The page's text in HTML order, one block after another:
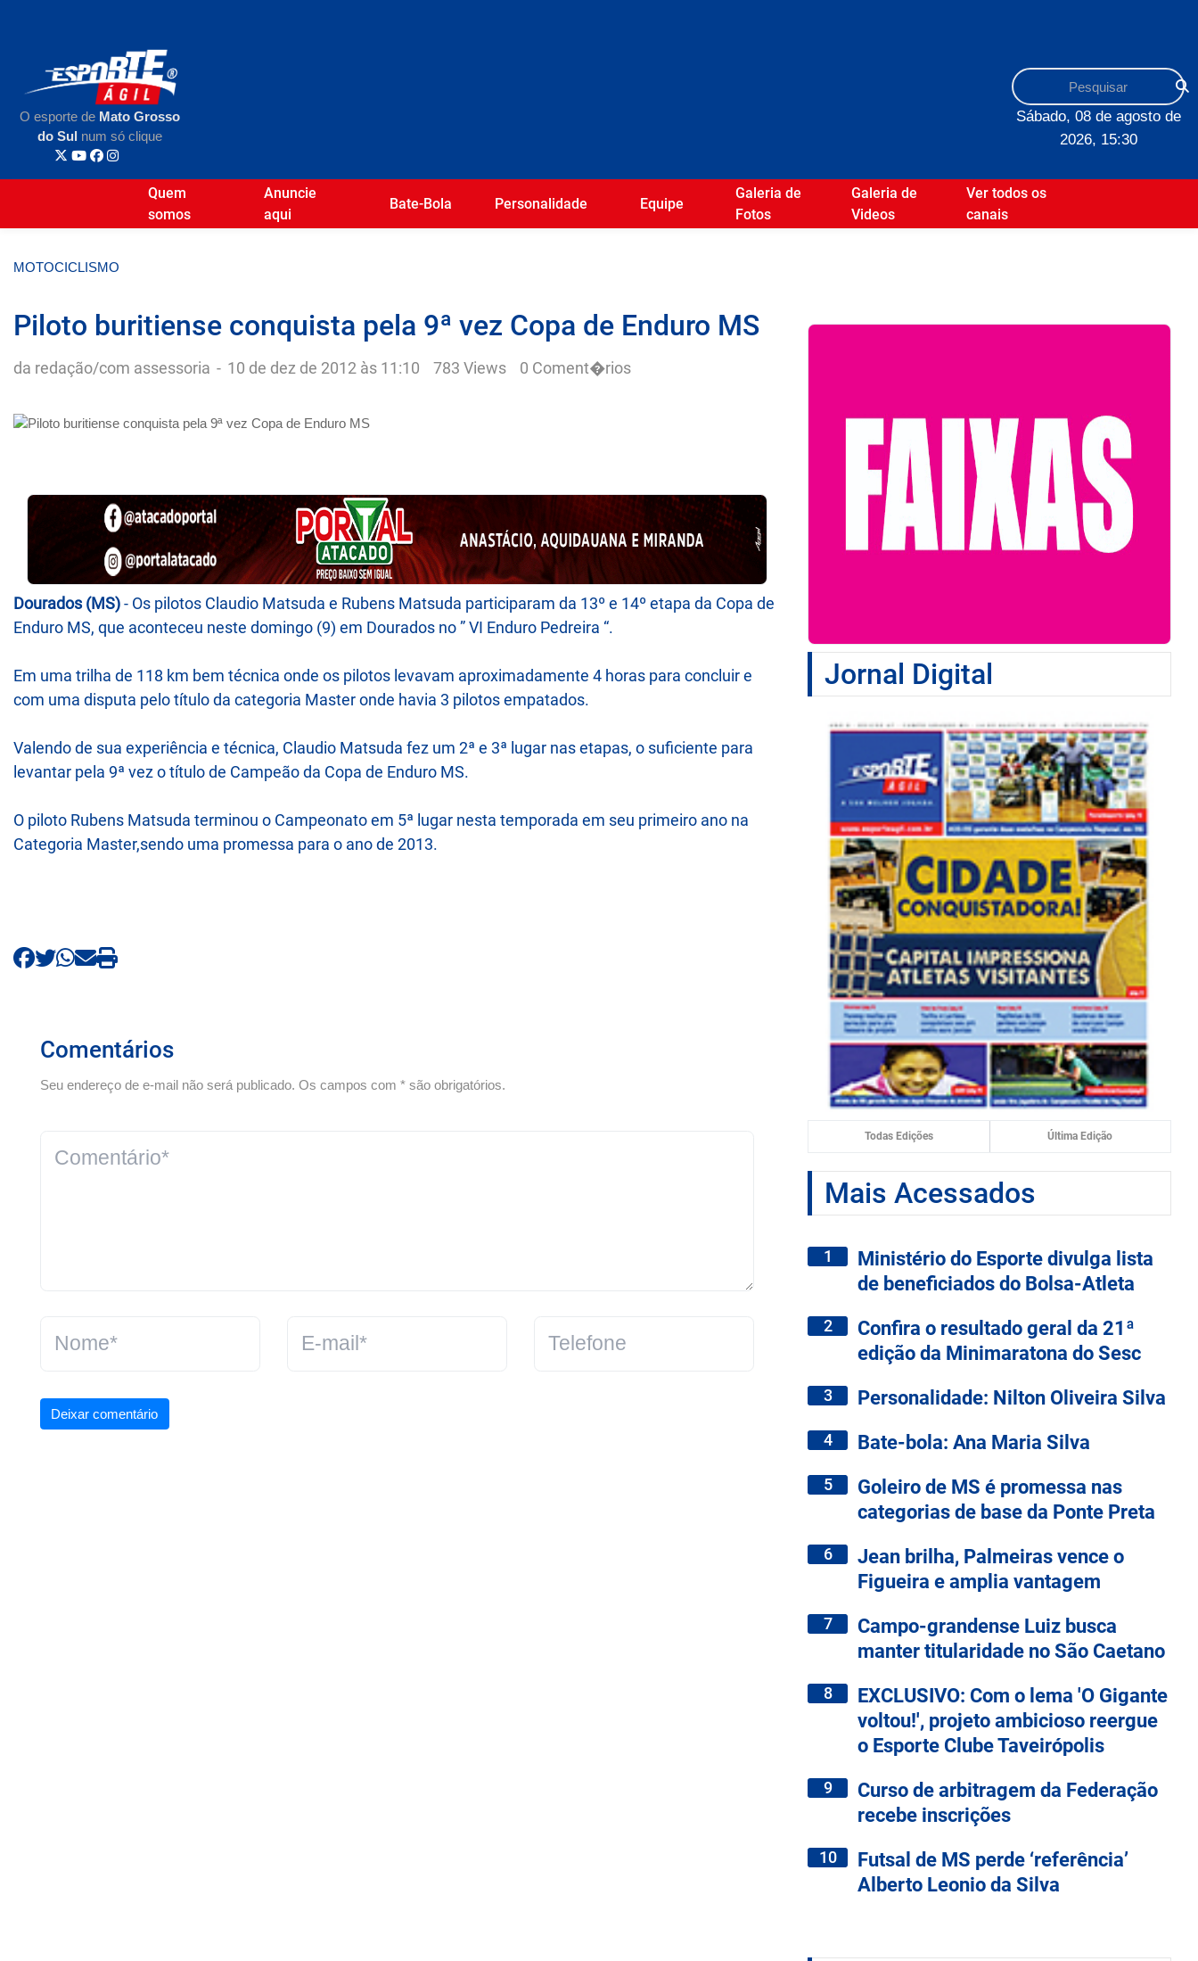
O esporte de Mato Grosso
do Sul num só clique
Sábado, 08 de agosto de
2026, 15:30
Quem
somos
Anuncie
aqui
Bate-Bola Personalidade Equipe
Galeria de
Fotos
Galeria de
Videos
Ver todos os
canais
MOTOCICLISMO
Piloto buritiense conquista pela 9ª vez Copa de Enduro MS
da redação/com assessoria - 10 de dez de 2012 às 11:10 783 Views 0 Coment�rios
Dourados (MS)- Os pilotos Claudio Matsuda e Rubens Matsuda participaram da 13º e 14º etapa da Copa de
Enduro MS, que aconteceu neste domingo (9) em Dourados no ” VI Enduro Pedreira “.
Em uma trilha de 118 km bem técnica onde os pilotos levavam aproximadamente 4 horas para concluir e
com uma disputa pelo título da categoria Master onde havia 3 pilotos empatados.
Valendo de sua experiência e técnica, Claudio Matsuda fez um 2ª e 3ª lugar nas etapas, o suficiente para
levantar pela 9ª vez o título de Campeão da Copa de Enduro MS.
O piloto Rubens Matsuda terminou o Campeonato em 5ª lugar nesta temporada em seu primeiro ano na
Categoria Master,sendo uma promessa para o ano de 2013.
Comentários
Seu endereço de e-mail não será publicado. Os campos com * são obrigatórios.
Deixar comentário
Jornal Digital
Todas Edições Última Edição
Mais Acessados
1
Ministério do Esporte divulga lista
de beneficiados do Bolsa-Atleta
2
Confira o resultado geral da 21ª
edição da Minimaratona do Sesc
3 Personalidade: Nilton Oliveira Silva
4 Bate-bola: Ana Maria Silva
5
Goleiro de MS é promessa nas
categorias de base da Ponte Preta
6
Jean brilha, Palmeiras vence o
Figueira e amplia vantagem
7
Campo-grandense Luiz busca
manter titularidade no São Caetano
8
EXCLUSIVO: Com o lema 'O Gigante
voltou!', projeto ambicioso reergue
o Esporte Clube Taveirópolis
9
Curso de arbitragem da Federação
recebe inscrições
10
Futsal de MS perde ‘referência’
Alberto Leonio da Silva